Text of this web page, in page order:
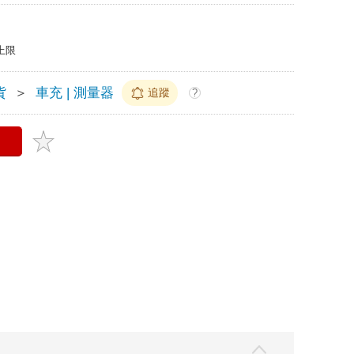
限
＞ 車充 | 測量器 追蹤 ?